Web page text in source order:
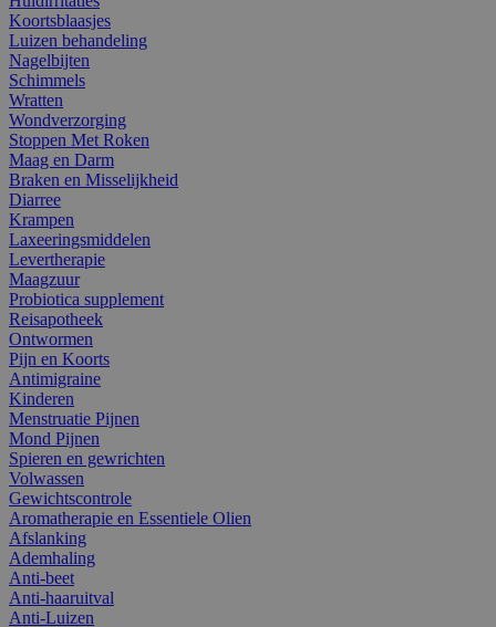
Koortsblaasjes
Luizen behandeling
Nagelbijten
Schimmels
Wratten
Wondverzorging
Stoppen Met Roken
Maag en Darm
Braken en Misselijkheid
Diarree
Krampen
Laxeeringsmiddelen
Levertherapie
Maagzuur
Probiotica supplement
Reisapotheek
Ontwormen
Pijn en Koorts
Antimigraine
Kinderen
Menstruatie Pijnen
Mond Pijnen
Spieren en gewrichten
Volwassen
Gewichtscontrole
Aromatherapie en Essentiele Olien
Afslanking
Ademhaling
Anti-beet
Anti-haaruitval
Anti-Luizen